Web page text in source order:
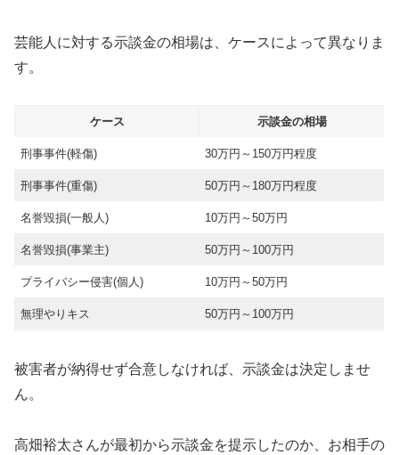
芸能人に対する示談金の相場は、ケースによって異なりま
す。
ケース 示談金の相場
刑事事件(軽傷) 30万円～150万円程度
刑事事件(重傷) 50万円～180万円程度
名誉毀損(一般人) 10万円～50万円
名誉毀損(事業主) 50万円～100万円
プライバシー侵害(個人) 10万円～50万円
無理やりキス 50万円～100万円
被害者が納得せず合意しなければ、示談金は決定しませ
ん。
高畑裕太さんが最初から示談金を提示したのか、お相手の